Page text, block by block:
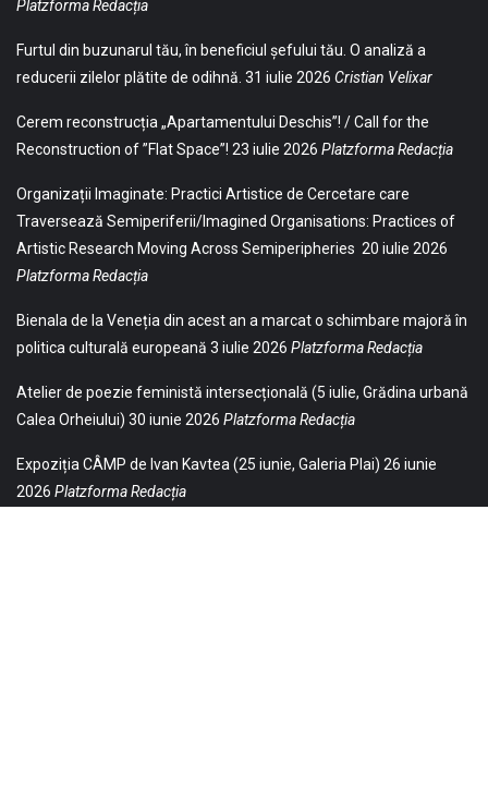
Platzforma Redacția
Furtul din buzunarul tău, în beneficiul șefului tău. O analiză a
reducerii zilelor plătite de odihnă. 31 iulie 2026 Cristian Velixar
Cerem reconstrucția „Apartamentului Deschis”! / Call for the
Reconstruction of ”Flat Space”! 23 iulie 2026 Platzforma Redacția
Organizații Imaginate: Practici Artistice de Cercetare care
Traversează Semiperiferii/Imagined Organisations: Practices of
Artistic Research Moving Across Semiperipheries 20 iulie 2026
Platzforma Redacția
Bienala de la Veneția din acest an a marcat o schimbare majoră în
politica culturală europeană 3 iulie 2026 Platzforma Redacția
Atelier de poezie feministă intersecțională (5 iulie, Grădina urbană
Calea Orheiului) 30 iunie 2026 Platzforma Redacția
Expoziția CÂMP de Ivan Kavtea (25 iunie, Galeria Plai) 26 iunie
2026 Platzforma Redacția